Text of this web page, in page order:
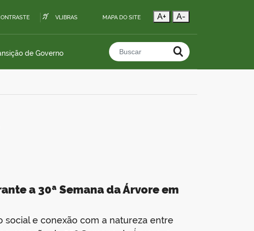
VLIBRAS MAPA DO SITE A+ A-
de Governo Buscar no portal
a 30ª Semana da Árvore em
e conexão com a natureza entre